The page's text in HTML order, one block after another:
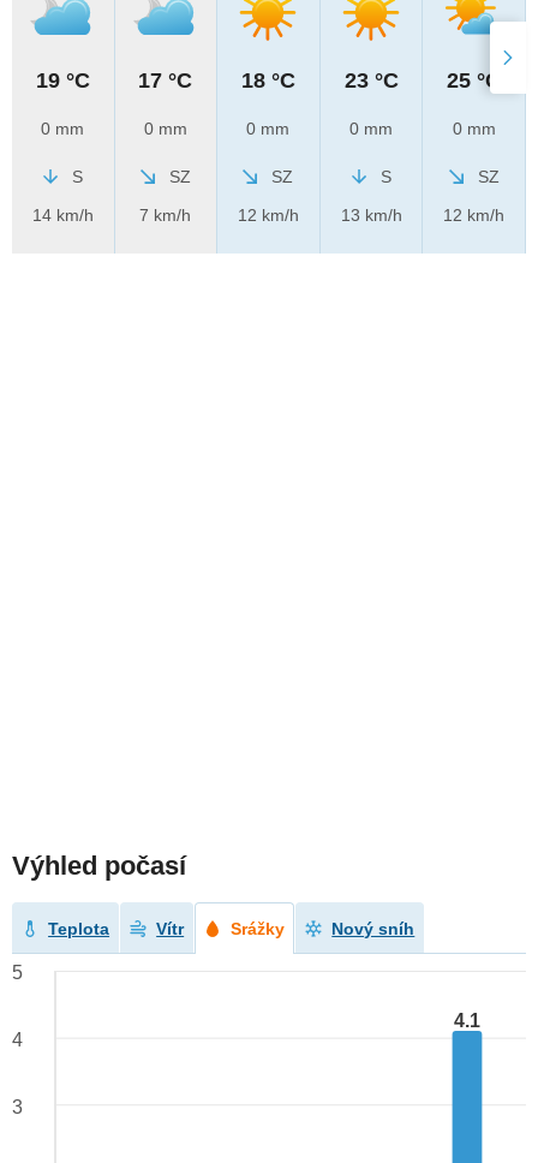
19 °C
0 mm
S
14 km/h
17 °C
0 mm
SZ
7 km/h
18 °C
0 mm
SZ
12 km/h
23 °C
0 mm
S
13 km/h
25 °C
0 mm
SZ
12 km/h
Výhled počasí
Teplota Vítr Srážky Nový sníh
4.1
5
4
3